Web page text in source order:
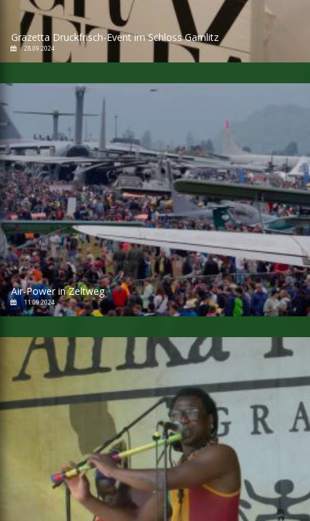
Grazetta Druckfrisch-Event im Schloss Gamlitz
28.09.2024
Air-Power in Zeltweg
11.09.2024